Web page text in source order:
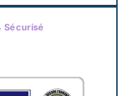
Sécurisé